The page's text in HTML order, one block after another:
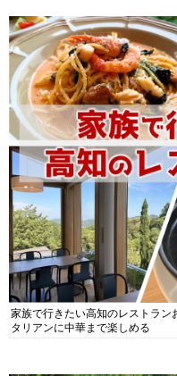
家族で行きたい高知のレストラン
タリアンに中華まで楽しめる